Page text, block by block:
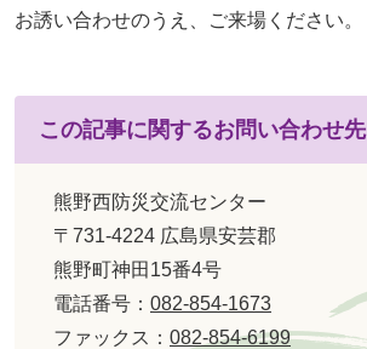
お誘い合わせのうえ、ご来場ください。
この記事に関するお問い合わせ先
熊野西防災交流センター
〒731-4224 広島県安芸郡
熊野町神田15番4号
電話番号： 082-854-1673
ファックス： 082-854-6199